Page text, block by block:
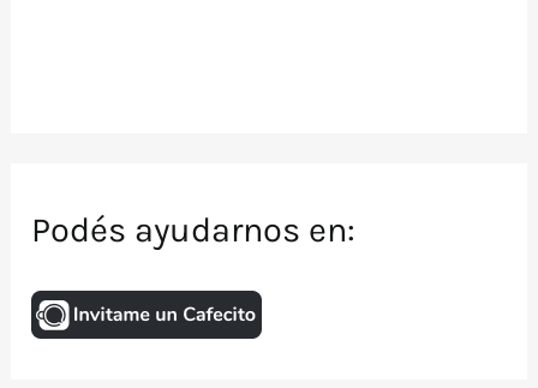
Podés ayudarnos en: